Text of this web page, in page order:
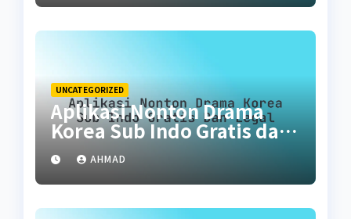
UNCATEGORIZED
Aplikasi Nonton Drama
Korea Sub Indo Gratis dan
LegalAHMAD